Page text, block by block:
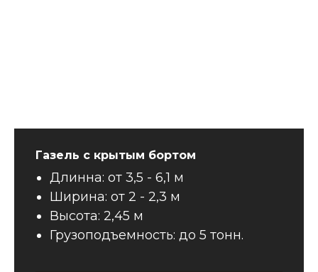
Газель с крытым бортом
Длинна: от 3,5 - 6,1 м
Ширина: от 2 - 2,3 м
Высота: 2,45 м
Грузоподъемность: до 5 тонн.